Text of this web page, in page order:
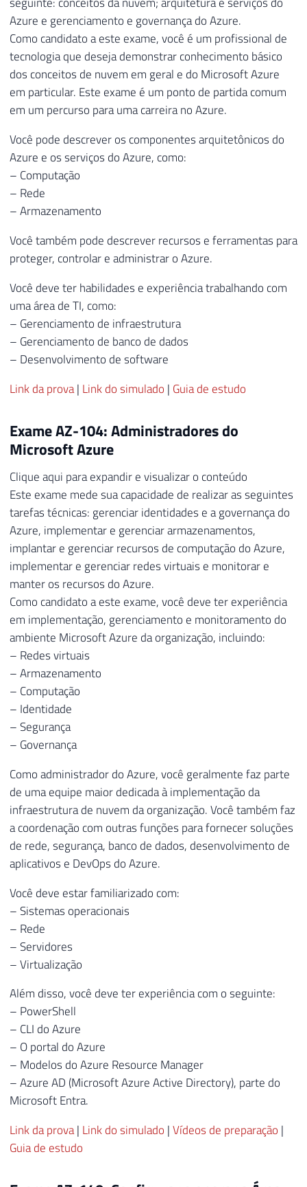
Azure e gerenciamento e governança do Azure.
Como candidato a este exame, você é um profissional de
tecnologia que deseja demonstrar conhecimento básico
dos conceitos de nuvem em geral e do Microsoft Azure
em particular. Este exame é um ponto de partida comum
em um percurso para uma carreira no Azure.
Você pode descrever os componentes arquitetônicos do
Azure e os serviços do Azure, como:
– Computação
– Rede
– Armazenamento
Você também pode descrever recursos e ferramentas para
proteger, controlar e administrar o Azure.
Você deve ter habilidades e experiência trabalhando com
uma área de TI, como:
– Gerenciamento de infraestrutura
– Gerenciamento de banco de dados
– Desenvolvimento de software
Link da prova| Link do simulado | Guia de estudo
Exame AZ-104: Administradores do
Microsoft Azure
Clique aqui para expandir e visualizar o conteúdo
Este exame mede sua capacidade de realizar as seguintes
tarefas técnicas: gerenciar identidades e a governança do
Azure, implementar e gerenciar armazenamentos,
implantar e gerenciar recursos de computação do Azure,
implementar e gerenciar redes virtuais e monitorar e
manter os recursos do Azure.
Como candidato a este exame, você deve ter experiência
em implementação, gerenciamento e monitoramento do
ambiente Microsoft Azure da organização, incluindo:
– Redes virtuais
– Armazenamento
– Computação
– Identidade
– Segurança
– Governança
Como administrador do Azure, você geralmente faz parte
de uma equipe maior dedicada à implementação da
infraestrutura de nuvem da organização. Você também faz
a coordenação com outras funções para fornecer soluções
de rede, segurança, banco de dados, desenvolvimento de
aplicativos e DevOps do Azure.
Você deve estar familiarizado com:
– Sistemas operacionais
– Rede
– Servidores
– Virtualização
Além disso, você deve ter experiência com o seguinte:
– PowerShell
– CLI do Azure
– O portal do Azure
– Modelos do Azure Resource Manager
– Azure AD (Microsoft Azure Active Directory), parte do
Microsoft Entra.
Link da prova| Link do simulado |Vídeos de preparação |
Guia de estudo